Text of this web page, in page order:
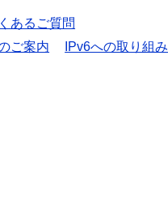
あるご質問
ご案内
IPv6への取り組み